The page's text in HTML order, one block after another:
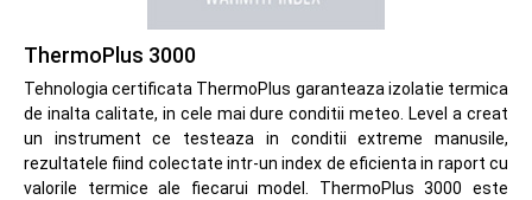
ThermoPlus 3000
Tehnologia certificata ThermoPlus garanteaza izolatie termica
de inalta calitate, in cele mai dure conditii meteo. Level a creat
un instrument ce testeaza in conditii extreme manusile,
rezultatele fiind colectate intr-un index de eficienta in raport cu
valorile termice ale fiecarui model. ThermoPlus 3000 este